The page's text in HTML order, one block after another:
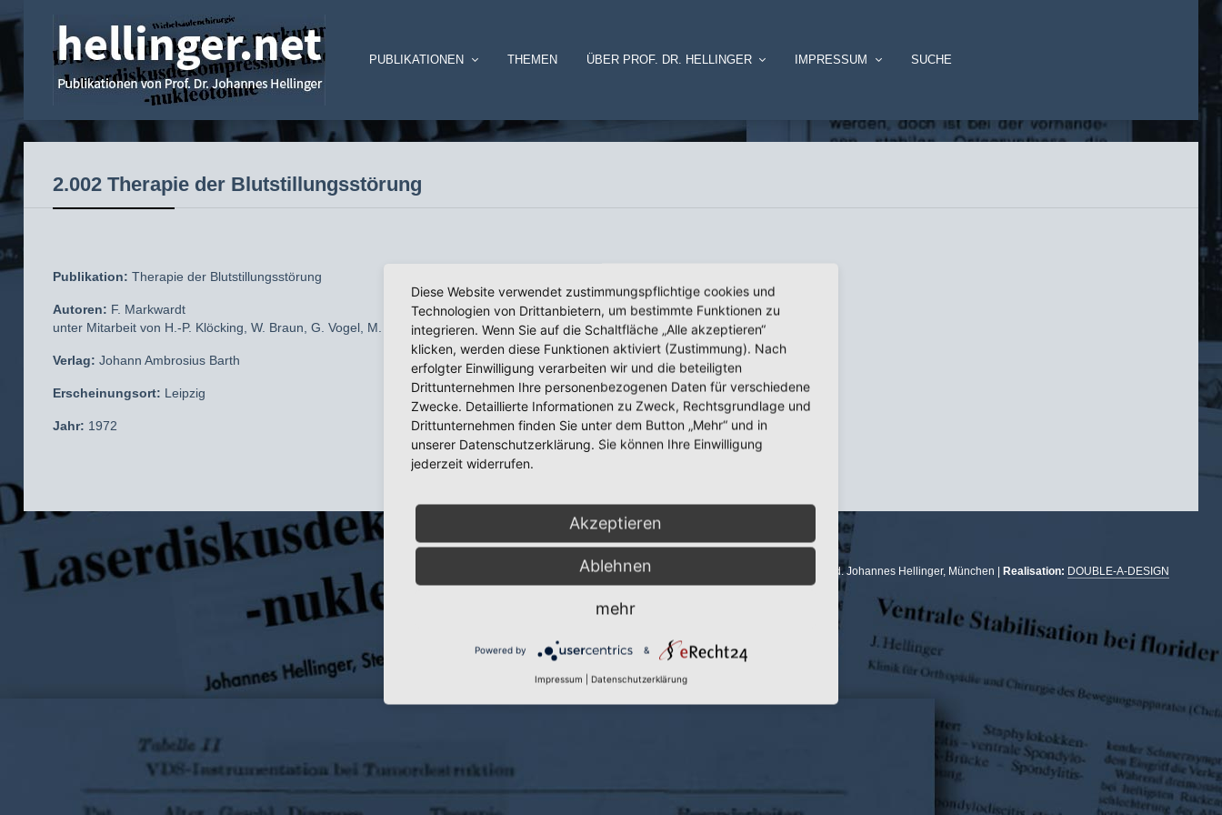
PUBLIKATIONEN THEMEN ÜBER PROF. DR. HELLINGER IMPRESSUM SUCHE
2.002 Therapie der Blutstillungsstörung
Publikation: Therapie der Blutstillungsstörung
Autoren: F. Markwardt
unter Mitarbeit von H.-P. Klöcking, W. Braun, G. Vogel, M. Flähming, F. Gaerisch u. J. Hellinger
Verlag: Johann Ambrosius Barth
Erscheinungsort: Leipzig
Jahr: 1972
Cookie-Einstellungen Prof. Dr. med. Johannes Hellinger, München | Realisation: DOUBLE-A-DESIGN
Diese Website verwendet zustimmungspflichtige cookies und
Technologien von Drittanbietern, um bestimmte Funktionen zu
integrieren. Wenn Sie auf die Schaltfläche „Alle akzeptieren“
klicken, werden diese Funktionen aktiviert (Zustimmung). Nach
erfolgter Einwilligung verarbeiten wir und die beteiligten
Drittunternehmen Ihre personenbezogenen Daten für verschiedene
Zwecke. Detaillierte Informationen zu Zweck, Rechtsgrundlage und
Drittunternehmen finden Sie unter dem Button „Mehr“ und in
unserer Datenschutzerklärung. Sie können Ihre Einwilligung
jederzeit widerrufen.
Akzeptieren
Ablehnen
mehr
Powered by &
Impressum Datenschutzerklärung